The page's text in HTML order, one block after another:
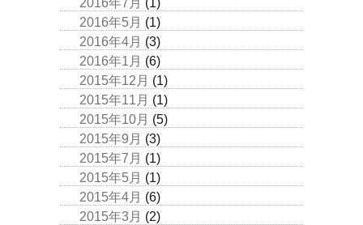
2016年7月 (1)
2016年5月 (1)
2016年4月 (3)
2016年1月 (6)
2015年12月 (1)
2015年11月 (1)
2015年10月 (5)
2015年9月 (3)
2015年7月 (1)
2015年5月 (1)
2015年4月 (6)
2015年3月 (2)